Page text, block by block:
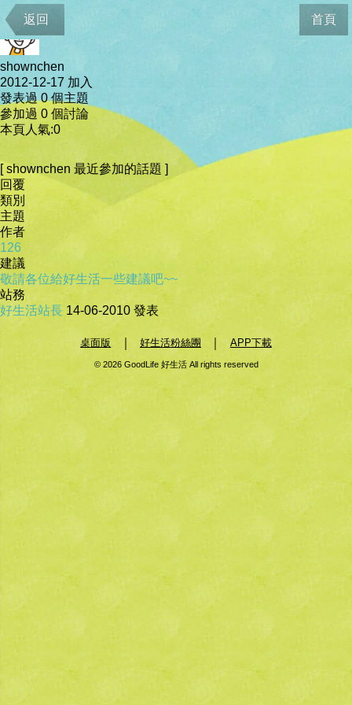
返回 首頁
會員資料
shownchen
2012-12-17 加入
發表過 0 個主題
參加過 0 個討論
本頁人氣:0
[ shownchen 最近參加的話題 ]
回覆
類別
主題
作者
126
建議
敬請各位給好生活一些建議吧~~
站務
好生活站長 14-06-2010 發表
桌面版 好生活粉絲團 APP下載
© 2026 GoodLife 好生活 All rights reserved